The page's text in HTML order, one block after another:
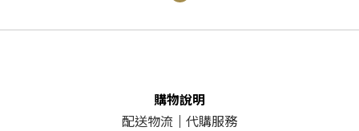
購物說明
配送物流 ｜ 代購服務